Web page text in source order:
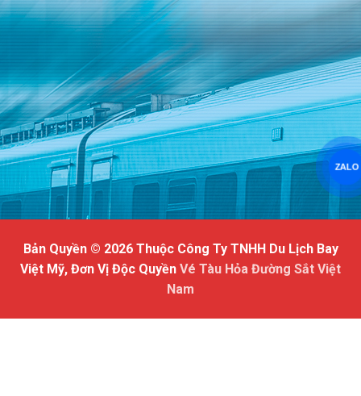
ZALO
Bản Quyền © 2026 Thuộc Công Ty TNHH Du Lịch Bay
Việt Mỹ, Đơn Vị Độc Quyền Vé Tàu Hỏa Đường Sắt Việt
Nam